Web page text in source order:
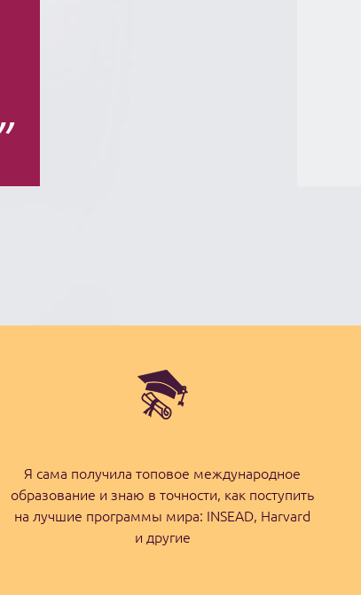
Я сама получила топовое международное
образование и знаю в точности, как поступить
на лучшие программы мира: INSEAD, Harvard
и другие